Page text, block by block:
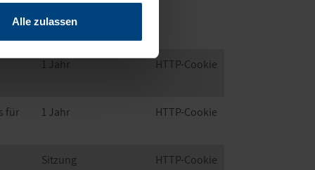
Alle zulassen
1 Jahr HTTP-Cookie
für
1 Jahr HTTP-Cookie
Sitzung HTTP-Cookie